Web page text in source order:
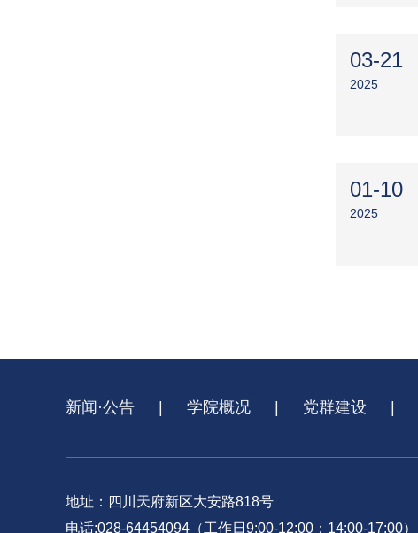
03-21
2025
01-10
2025
新闻·公告 学院概况 党群建设
地址：四川天府新区大安路818号
电话:028-64454094（工作日9:00-12:00；14:00-17:00）